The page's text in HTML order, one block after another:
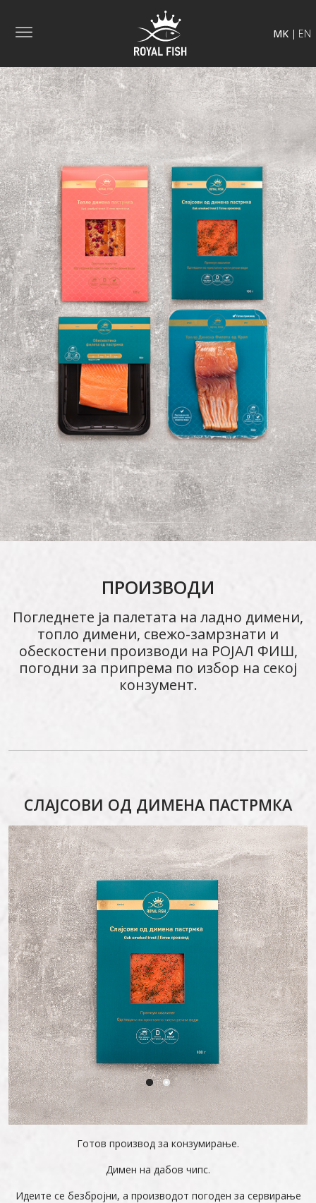
MK EN
ПРОИЗВОДИ
Погледнете ја палетата на ладно димени,
топло димени, свежо-замрзнати и
обескостени производи на РОЈАЛ ФИШ,
погодни за припрема по избор на секој
конзумент.
СЛАЈСОВИ ОД ДИМЕНА ПАСТРМКА
Готов производ за конзумирање.
Димен на дабов чипс.
Идеите се безбројни, а производот погоден за сервирање